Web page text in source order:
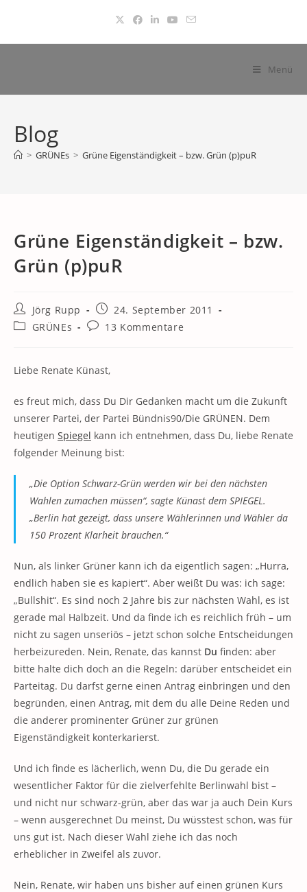
springen
Menü
Blog
> GRÜNEs > Grüne Eigenständigkeit – bzw. Grün (p)puR
Grüne Eigenständigkeit – bzw.
Grün (p)puR
Beitrags-
Autor:
Jörg Rupp
Beitrag
veröffentlicht:
24. September 2011
Beitrags-
GRÜNEs
Beitrags-
13 Kommentare
Liebe Renate Künast,
es freut mich, dass Du Dir Gedanken macht um die Zukunft
unserer Partei, der Partei Bündnis90/Die GRÜNEN. Dem
heutigen Spiegel kann ich entnehmen, dass Du, liebe Renate
folgender Meinung bist:
„Die Option Schwarz-Grün werden wir bei den nächsten
Wahlen zumachen müssen“, sagte Künast dem SPIEGEL.
„Berlin hat gezeigt, dass unsere Wählerinnen und Wähler da
150 Prozent Klarheit brauchen.“
Nun, als linker Grüner kann ich da eigentlich sagen: „Hurra,
endlich haben sie es kapiert“. Aber weißt Du was: ich sage:
„Bullshit“. Es sind noch 2 Jahre bis zur nächsten Wahl, es ist
gerade mal Halbzeit. Und da finde ich es reichlich früh – um
nicht zu sagen unseriös – jetzt schon solche Entscheidungen
herbeizureden. Nein, Renate, das kannst Du finden: aber
bitte halte dich doch an die Regeln: darüber entscheidet ein
Parteitag. Du darfst gerne einen Antrag einbringen und den
begründen, einen Antrag, mit dem du alle Deine Reden und
die anderer prominenter Grüner zur grünen
Eigenständigkeit konterkarierst.
Und ich finde es lächerlich, wenn Du, die Du gerade ein
wesentlicher Faktor für die zielverfehlte Berlinwahl bist –
und nicht nur schwarz-grün, aber das war ja auch Dein Kurs
– wenn ausgerechnet Du meinst, Du wüsstest schon, was für
uns gut ist. Nach dieser Wahl ziehe ich das noch
erheblicher in Zweifel als zuvor.
Nein, Renate, wir haben uns bisher auf einen grünen Kurs